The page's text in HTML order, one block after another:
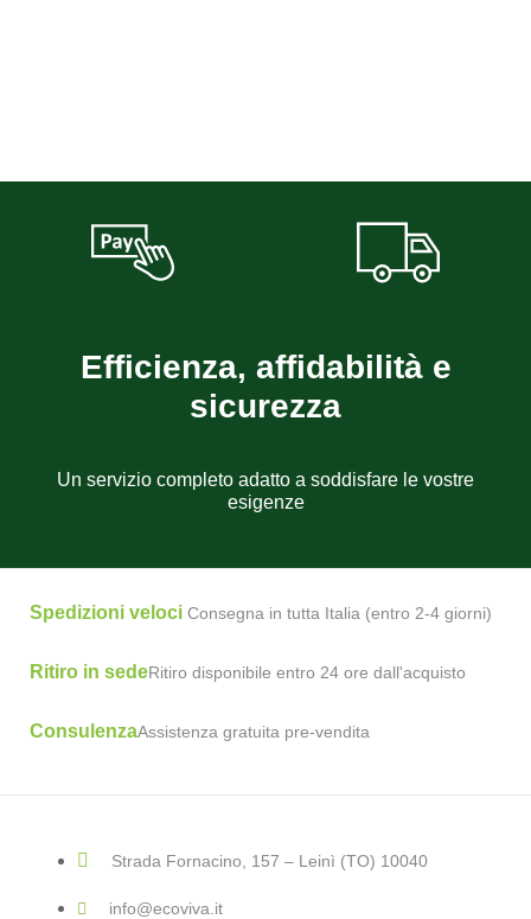
Efficienza, affidabilità e
sicurezza
Un servizio completo adatto a soddisfare le vostre
esigenze
Spedizioni veloci Consegna in tutta Italia (entro 2-4 giorni)
Ritiro in sedeRitiro disponibile entro 24 ore dall'acquisto
ConsulenzaAssistenza gratuita pre-vendita
Strada Fornacino, 157 – Leinì (TO) 10040
info@ecoviva.it